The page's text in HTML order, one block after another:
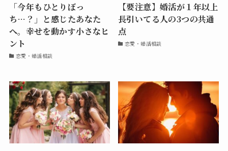
「今年もひとりぼっ
ち…？」と感じたあなた
へ。幸せを動かす小さなヒ
ント
恋愛・婚活相談
【要注意】婚活が１年以上
長引いてる人の3つの共通
点
恋愛・婚活相談